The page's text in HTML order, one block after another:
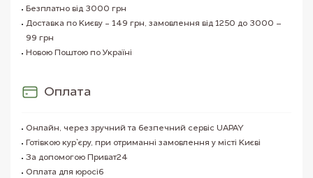
Безплатно від 3000 грн
Доставка по Києву - 149 грн, замовлення від 1250 до 3000 –
99 грн
Новою Поштою по Україні
Оплата
Онлайн, через зручний та безпечний сервіс UAPAY
Готівкою кур`єру, при отриманні замовлення у місті Києві
За допомогою Приват24
Оплата для юросіб